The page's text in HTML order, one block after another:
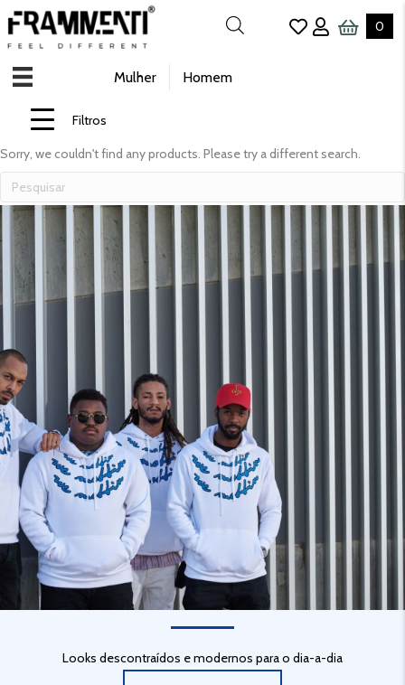
0
Mulher Homem
Filtros
Sorry, we couldn't find any products. Please try a different search.
URBAN STYLE
Looks descontraídos e modernos para o dia-a-dia